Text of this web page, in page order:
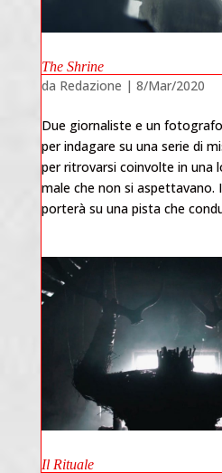
The Shrine
da Redazione | 8/Mar/2020
Due giornaliste e un
per indagare su una serie di
per ritrovarsi coinvolte in
male che non si aspettavano.
porterà su una pista che
Il Rituale